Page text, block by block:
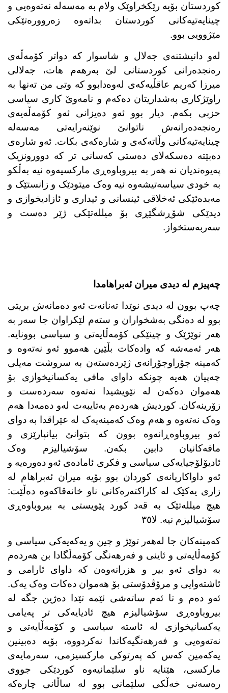
کوردستان بۆیە رێکخراوێک ولام بە مەسەلە نەتەوەیی و
چینایەتیەکانی کوردستان بداتەوە زەروورەتێکی
مێژوویی بوو.
لەو دانیشتنەی جەلال و شاسوار کە دواتر کۆمەڵەی
رەنجدەرانی کوردستانی لێ بەرهەم هات، جەلالی
میرزا کەریم عاقڵیەکەی لەوەدابوو کە وتی من تەنها بە
راوێژکاری بەشداریتان دەکەم و نامەوێ کاری سیاسی
حزبی بکەم. دیار بوو ئەو دەیزانی ئەو کۆمەڵەیەی
رەنجەدەرانەش ناتوانێ نوێنەرایەتی مەسەلە
چینایەتیەکانی وڵاتەکەی و شارەکەی بکات. ئەو شارەی
دەبێتە دەسکەلای دەستی کەسانی تر کە دوورونزیک
پەیوەندیان نە هەر بە بیروباوەڕی مارکسیەوە نیە بەڵکو
بە خودی سیاسەتیشەوە نیە وەک میتودێک و زانستێک و
مەبدەئێکی ئەخلاقی ئینسانی و ئیداری و ئازادیخوازی و
دیدێکی شۆڕشگێڕی بۆ میللەتێکی ژێر دەست و
سەربەستخواز.
چەپیزم لە دیدی میران ئەبراهامدا
چەپ بوون لە دیدی نوێدا تەنانەت ئەو دەمانەش بریتی
بوو لە دەنگی بەشخواران و ستەم لێکراوان جا سەر بە
هەر توێژێک و چینێکی کۆمەڵایەتی و سیاسی بوونایە.
هەر ئەمەشە کە وادەکات بڵێین هەموو ئەو نەتەوە و
کەمینە جۆراوجۆرانەی ژێردەستەن بە سروشت مەیلی
چەپیان هەیە چونکە داوای مافی یەکسانیخوازی بۆ
هەموان دەکەن لە نێویشیدا نەتەوە سەردەست و
زۆرینەکان. کوردیش هەردەم بەتایبەت لەو دەمەدا هەم
وەک نەتەوە و هەم وەک کەمینەیەک لە عێراقدا بە دوای
ئەو بیروباوەڕانەوە بوون کە بتوانێ بیانپارێزی و
مافەکانیان دابین بکەن. سۆشیالیزم وەک
ئادیۆلۆجیایەکی سیاسی و فکری ئامادەی ئەو دەورەیە و
ئەو داواکاریانەی کوردان بوو بۆیە میران ئەبراهام لە
زاری یەکێک لە کاراکتەرەکانی ناو خانەقاکەوە دەڵێت:
هیچ میللەتێک بە قەد کورد پێویستی بە بیروباوەڕی
سۆشیالیزم نیە. لا٣٥
کەمینەکان جا لەهەر توێژ و چین و یەکەیەکی سیاسی و
کۆمەڵایەتی و ئاینی و فەرهەنگی کۆمەڵگادا بن هەردەم
بە دوای ئەو بیر و هزرانەوەن کە داوای ئارامی و
ئاشتەوایی و مرۆڤدۆستی بۆ هەموان دەکات وەک یەک.
ئەو دەم و تا ئەم ساتەشی ئێمە تێدا دەژین جگە لە
بیروباوەڕی سۆشیالیزم هیچ ئادیایەکی تر پەیامی
یەکسانیخوازی لە ئاستە سیاسی و کۆمەڵایەتی و
نەتەوەیی و فەرهەنگیەکاندا نەکردووە، بۆیە دەبینین
یەکەمین کەس کە پەرتوکی مارکسیزمی، سەرمایەی
مارکسی، هێنایە ناو سلێمانیەوە کوردێکی جووی
رەسەنی خەڵکی سلێمانی بوو لە ساڵانی چارەکە